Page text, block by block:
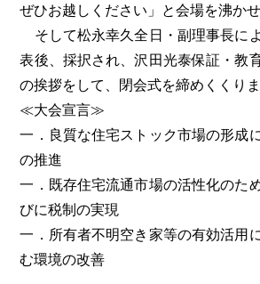
ぜひお越しください」と会場を沸かせ
そして松永幸久全日・副理事長に
表後、採択され、沢田光泰保証・教
の挨拶をして、閉会式を締めくくりま
≪大会宣言≫
一．良質な住宅ストック市場の形成
の推進
一．既存住宅流通市場の活性化のた
びに税制の実現
一．所有者不明空き家等の有効活用
む環境の改善